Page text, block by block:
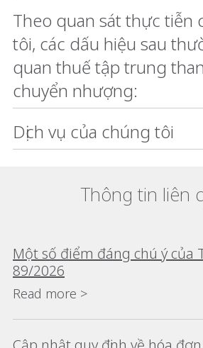
Theo quan sát thực tiễn
tôi, các dấu hiệu sau
quan thuế tập trung
chuyển nhượng:
Dịch vụ của chúng tôi
Thông tin liên
Một số điểm đáng chú ý của
89/2026
Read more >